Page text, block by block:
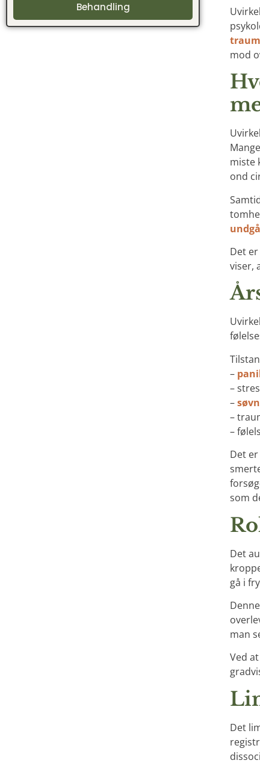
Behandling
mod
miste
ond
Det
viser,
–
–
–
–
–
Det
som
Det
gå i
man
Ved
Det